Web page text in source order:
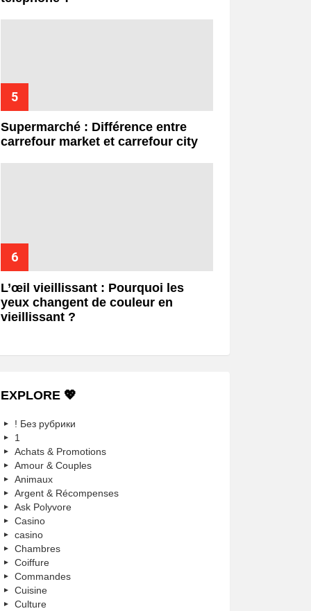
Supermarché : Différence entre
carrefour market et carrefour city
L’œil vieillissant : Pourquoi les
yeux changent de couleur en
vieillissant ?
EXPLORE 💖
! Без рубрики
1
Achats & Promotions
Amour & Couples
Animaux
Argent & Récompenses
Ask Polyvore
Casino
casino
Chambres
Coiffure
Commandes
Cuisine
Culture